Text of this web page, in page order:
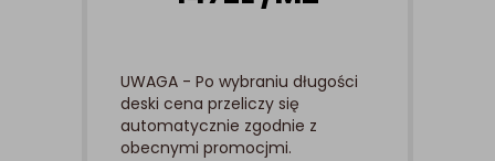
UWAGA - Po wybraniu długości
deski cena przeliczy się
automatycznie zgodnie z
obecnymi promocjmi.